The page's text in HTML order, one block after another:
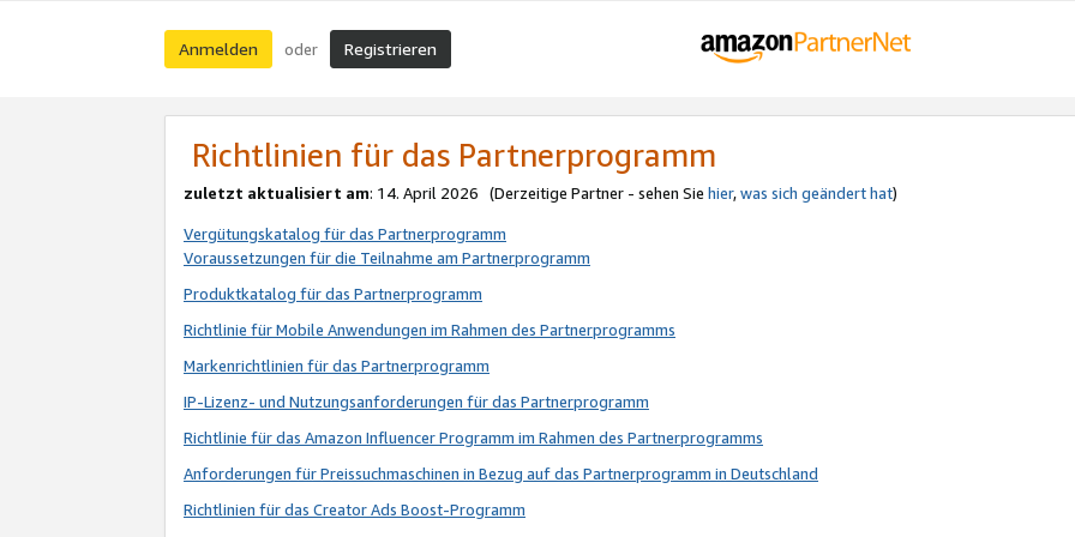
Anmelden oder Registrieren
Richtlinien für das Partnerprogramm
zuletzt aktualisiert am: 14. April 2026 (Derzeitige Partner - sehen Sie hier,was sich geändert hat)
Vergütungskatalog für das Partnerprogramm
Voraussetzungen für die Teilnahme am Partnerprogramm
Produktkatalog für das Partnerprogramm
Richtlinie für Mobile Anwendungen im Rahmen des Partnerprogramms
Markenrichtlinien für das Partnerprogramm
IP-Lizenz- und Nutzungsanforderungen für das Partnerprogramm
Richtlinie für das Amazon Influencer Programm im Rahmen des Partnerprogramms
Anforderungen für Preissuchmaschinen in Bezug auf das Partnerprogramm in Deutschland
Richtlinien für das Creator Ads Boost-Programm